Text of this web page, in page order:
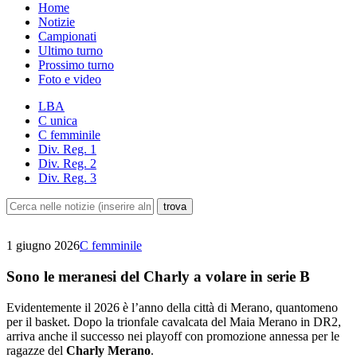
Home
Notizie
Campionati
Ultimo turno
Prossimo turno
Foto e video
LBA
C unica
C femminile
Div. Reg. 1
Div. Reg. 2
Div. Reg. 3
1 giugno 2026C femminile
Sono le meranesi del Charly a volare in serie B
Evidentemente il 2026 è l’anno della città di Merano, quantomeno
per il basket. Dopo la trionfale cavalcata del Maia Merano in DR2,
arriva anche il successo nei playoff con promozione annessa per le
ragazze del Charly Merano.